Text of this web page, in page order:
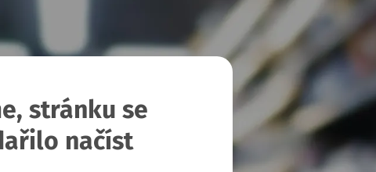
stránku se
načíst